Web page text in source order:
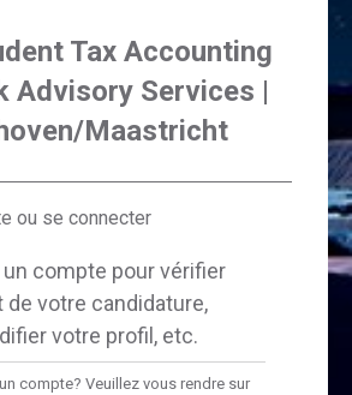
Tax Accounting
Advisory Services |
Maastricht
ou se connecter
un compte pour vérifier
de votre candidature,
votre profil, etc.
compte? Veuillez vous rendre sur